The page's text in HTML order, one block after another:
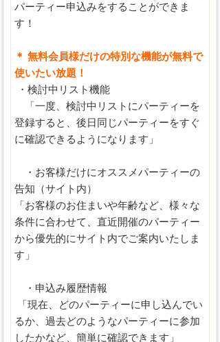
パーティー申込みをすることができま
す！
＊ 無料会員様だけの特別な機能が無料で
使いたい放題！
・検討中リスト機能
「一度、検討中リストにパーティーを
登録すると、後日同じパーティーをすぐ
に確認できるようになります」
・お客様だけにオススメパーティーの
告知（サイト内）
「お客様のお住まいや年齢など、様々な
条件に合わせて、直近開催のパーティー
から優先的にサイト内でご案内いたしま
す」
・申込み履歴情報
「現在、どのパーティーに申し込んでい
るか、過去どのようなパーティーに参加
したかなど、簡単に確認できます」